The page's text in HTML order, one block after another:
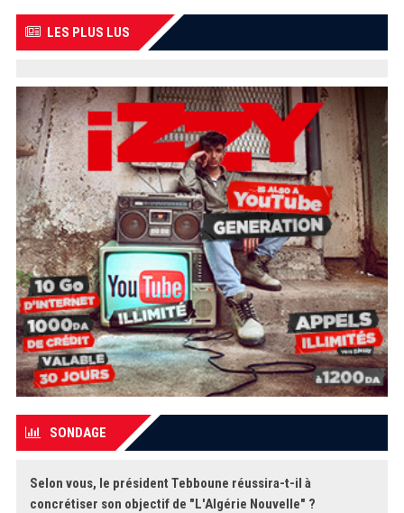
LES PLUS LUS
SONDAGE
Selon vous, le président Tebboune réussira-t-il à
concrétiser son objectif de "L'Algérie Nouvelle" ?